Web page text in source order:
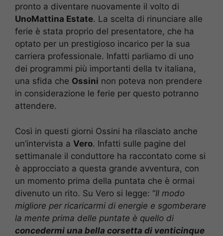
pronto a diventare nuovamente il volto di
UnoMattina Estate. La scelta di rinunciare alle
ferie è stata proprio del presentatore, che ha
optato per un prestigioso incarico per la sua
carriera professionale. Infatti parliamo di uno
dei programmi più importanti della tv italiana,
una sfida che Ossini non poteva non prendere
in considerazione le ferie per questo potranno
attendere.
Così in questi giorni Ossini ha rilasciato anche
un’intervista a Vero. Infatti sulle pagine del
settimanale il conduttore ha raccontato come si
è approcciato a questa grande avventura, con
un momento prima della puntata che è ormai
divenuto un rito. Su Vero si legge: “Il modo
migliore per ricaricarmi di energie e sgomberare
la mente prima delle puntate è quello di
concedermi una bella corsetta di venticinque